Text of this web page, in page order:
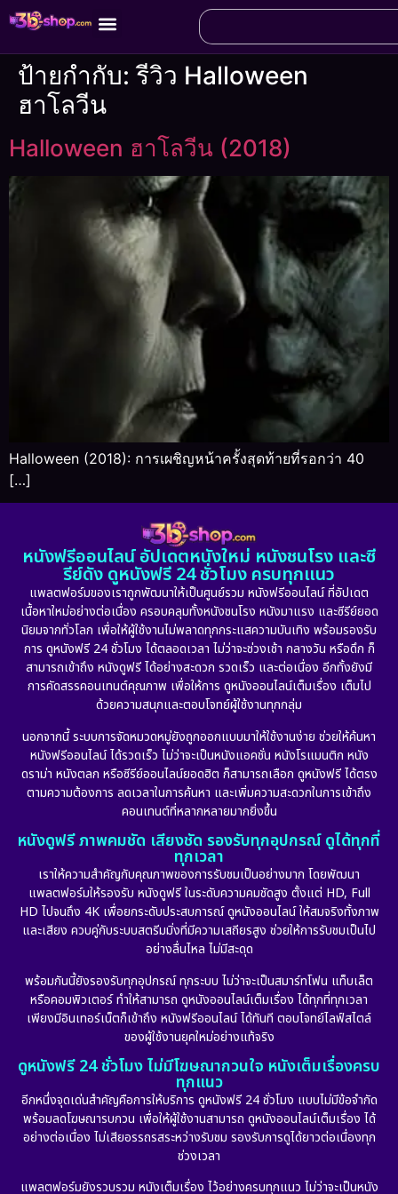
ป้ายกำกับ:รีวิว Halloween
ฮาโลวีน
Halloween ฮาโลวีน (2018)
Halloween (2018): การเผชิญหน้าครั้งสุดท้ายที่รอกว่า 40
[…]
หนังฟรีออนไลน์ อัปเดตหนังใหม่ หนังชนโรง และซี
รีย์ดัง ดูหนังฟรี 24 ชั่วโมง ครบทุกแนว
แพลตฟอร์มของเราถูกพัฒนาให้เป็นศูนย์รวม หนังฟรีออนไลน์ ที่อัปเดต
เนื้อหาใหม่อย่างต่อเนื่อง ครอบคลุมทั้งหนังชนโรง หนังมาแรง และซีรีย์ยอด
นิยมจากทั่วโลก เพื่อให้ผู้ใช้งานไม่พลาดทุกกระแสความบันเทิง พร้อมรองรับ
การ ดูหนังฟรี 24 ชั่วโมง ได้ตลอดเวลา ไม่ว่าจะช่วงเช้า กลางวัน หรือดึก ก็
สามารถเข้าถึง หนังดูฟรี ได้อย่างสะดวก รวดเร็ว และต่อเนื่อง อีกทั้งยังมี
การคัดสรรคอนเทนต์คุณภาพ เพื่อให้การ ดูหนังออนไลน์เต็มเรื่อง เต็มไป
ด้วยความสนุกและตอบโจทย์ผู้ใช้งานทุกกลุ่ม
นอกจากนี้ ระบบการจัดหมวดหมู่ยังถูกออกแบบมาให้ใช้งานง่าย ช่วยให้ค้นหา
หนังฟรีออนไลน์ ได้รวดเร็ว ไม่ว่าจะเป็นหนังแอคชั่น หนังโรแมนติก หนัง
ดราม่า หนังตลก หรือซีรีย์ออนไลน์ยอดฮิต ก็สามารถเลือก ดูหนังฟรี ได้ตรง
ตามความต้องการ ลดเวลาในการค้นหา และเพิ่มความสะดวกในการเข้าถึง
คอนเทนต์ที่หลากหลายมากยิ่งขึ้น
หนังดูฟรี ภาพคมชัด เสียงชัด รองรับทุกอุปกรณ์ ดูได้ทุกที่
ทุกเวลา
เราให้ความสำคัญกับคุณภาพของการรับชมเป็นอย่างมาก โดยพัฒนา
แพลตฟอร์มให้รองรับ หนังดูฟรี ในระดับความคมชัดสูง ตั้งแต่ HD, Full
HD ไปจนถึง 4K เพื่อยกระดับประสบการณ์ ดูหนังออนไลน์ ให้สมจริงทั้งภาพ
และเสียง ควบคู่กับระบบสตรีมมิ่งที่มีความเสถียรสูง ช่วยให้การรับชมเป็นไป
อย่างลื่นไหล ไม่มีสะดุด
พร้อมกันนี้ยังรองรับทุกอุปกรณ์ ทุกระบบ ไม่ว่าจะเป็นสมาร์ทโฟน แท็บเล็ต
หรือคอมพิวเตอร์ ทำให้สามารถ ดูหนังออนไลน์เต็มเรื่อง ได้ทุกที่ทุกเวลา
เพียงมีอินเทอร์เน็ตก็เข้าถึง หนังฟรีออนไลน์ ได้ทันที ตอบโจทย์ไลฟ์สไตล์
ของผู้ใช้งานยุคใหม่อย่างแท้จริง
ดูหนังฟรี 24 ชั่วโมง ไม่มีโฆษณากวนใจ หนังเต็มเรื่องครบ
ทุกแนว
อีกหนึ่งจุดเด่นสำคัญคือการให้บริการ ดูหนังฟรี 24 ชั่วโมง แบบไม่มีข้อจำกัด
พร้อมลดโฆษณารบกวน เพื่อให้ผู้ใช้งานสามารถ ดูหนังออนไลน์เต็มเรื่อง ได้
อย่างต่อเนื่อง ไม่เสียอรรถรสระหว่างรับชม รองรับการดูได้ยาวต่อเนื่องทุก
ช่วงเวลา
แพลตฟอร์มยังรวบรวม หนังเต็มเรื่อง ไว้อย่างครบทุกแนว ไม่ว่าจะเป็นหนัง